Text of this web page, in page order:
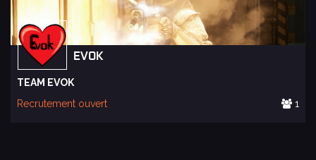
EVOK
TEAM EVOK
Recrutement ouvert
1